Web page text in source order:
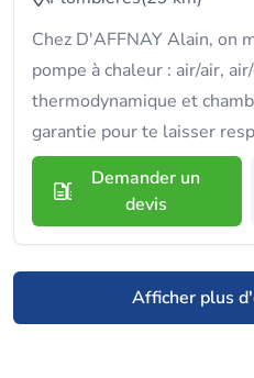
Chez D'AFFNAY Alain, on
pompe à chaleur : air/air,
thermodynamique et
garantie pour te laisser
Demander un
devis
Afficher plus